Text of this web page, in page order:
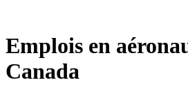
Emplois en
Canada